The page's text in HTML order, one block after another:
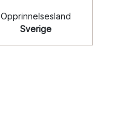
Opprinnelsesland
Sverige